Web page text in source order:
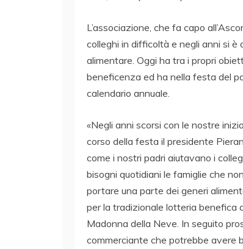
L’associazione, che fa capo
colleghi in difficoltà e negli anni si
alimentare. Oggi ha tra i propri
beneficenza ed ha nella festa del
calendario annuale.
«Negli anni scorsi con le nostre
corso della festa il presidente
come i nostri padri aiutavano i
bisogni quotidiani le famiglie che
portare una parte dei generi
per la tradizionale lotteria benefica
Madonna della Neve. In seguito
commerciante che potrebbe avere